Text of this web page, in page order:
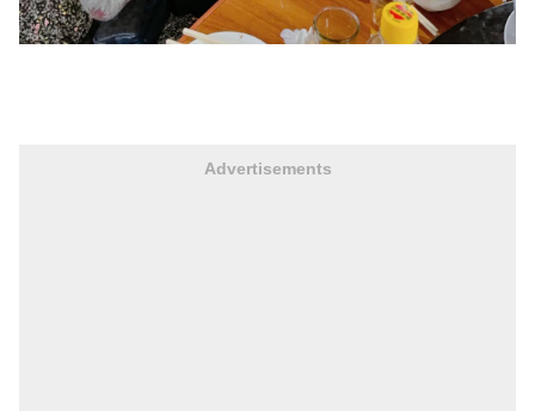
Advertisements